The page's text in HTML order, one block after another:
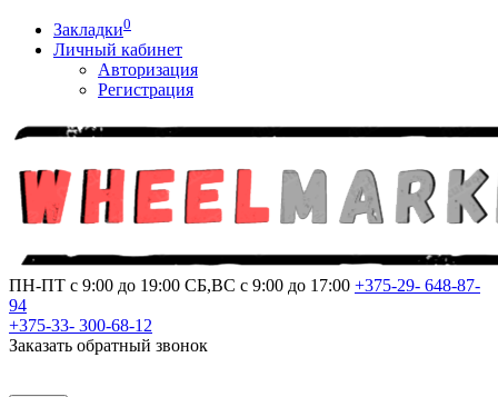
Закладки0
Личный кабинет
Авторизация
Регистрация
ПН-ПТ с 9:00 до 19:00 СБ,ВС с 9:00 до 17:00 +375-29- 648-87-
94
+375-33- 300-68-12
Заказать обратный звонок